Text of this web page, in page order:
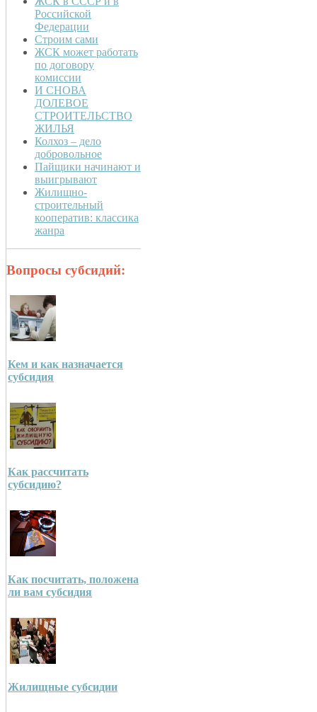
Российской
Федерации
Строим сами
ЖСК может работать
по договору
комиссии
И СНОВА
ДОЛЕВОЕ
СТРОИТЕЛЬСТВО
ЖИЛЬЯ
Колхоз – дело
добровольное
Пайщики начинают и
выигрывают
Жилищно-
строительный
кооператив: классика
жанра
Вопросы субсидий:
Кем и как назначается
субсидия
Как рассчитать
субсидию?
Как посчитать, положена
ли вам субсидия
Жилищные субсидии